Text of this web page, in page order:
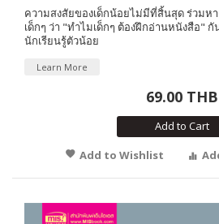
ความสงสัยของเด็กน้อยไม่มีที่สิ้นสุด ร่วมห
เด็กๆ ว่า "ทำไมเด็กๆ ต้องฝึกอ่านหนังสือ"
นักเรียนรู้ตัวน้อย
Learn More
69.00 THB
Add to Cart
Add to Wishlist